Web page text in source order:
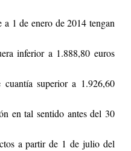
a 1 de enero de 2014 tengan
inferior a 1.888,80 euros
superior a 1.926,60
en tal sentido antes del 30
a partir de 1 de julio del